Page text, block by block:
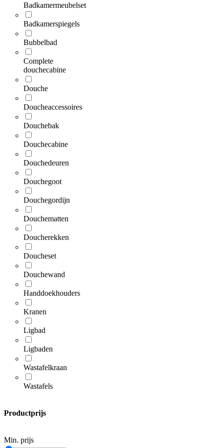
Badkamermeubelset
Badkamerspiegels
Bubbelbad
Complete
douchecabine
Douche
Doucheaccessoires
Douchebak
Douchecabine
Douchedeuren
Douchegoot
Douchegordijn
Douchematten
Doucherekken
Doucheset
Douchewand
Handdoekhouders
Kranen
Ligbad
Ligbaden
Wastafelkraan
Wastafels
Productprijs
Min. prijs